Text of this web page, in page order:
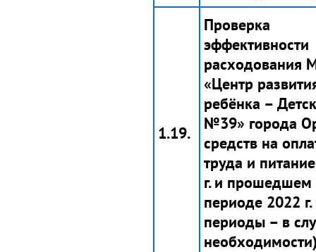
1.19.
Проверка
эффективности
расходования
«Центр
ребёнка –
№39» города
средств на
труда и
г. и прошедшем
периоде 2022
периоды – в